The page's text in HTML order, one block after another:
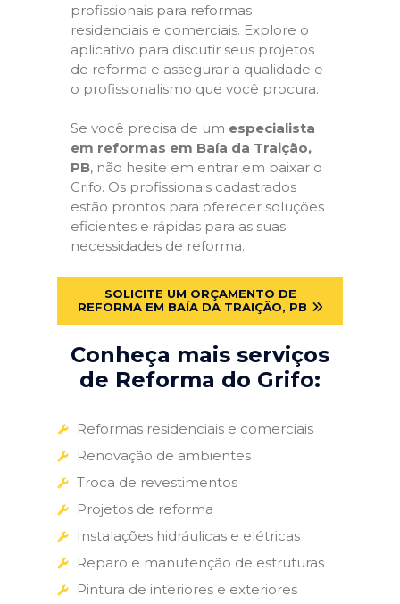
profissionais para reformas
residenciais e comerciais. Explore o
aplicativo para discutir seus projetos
de reforma e assegurar a qualidade e
o profissionalismo que você procura.
Se você precisa de um especialista
em reformas em Baía da Traição,
PB, não hesite em entrar em baixar o
Grifo. Os profissionais cadastrados
estão prontos para oferecer soluções
eficientes e rápidas para as suas
necessidades de reforma.
SOLICITE UM ORÇAMENTO DE
REFORMA EM BAÍA DA TRAIÇÃO, PB
Conheça mais serviços
de Reforma do Grifo:
Reformas residenciais e comerciais
Renovação de ambientes
Troca de revestimentos
Projetos de reforma
Instalações hidráulicas e elétricas
Reparo e manutenção de estruturas
Pintura de interiores e exteriores